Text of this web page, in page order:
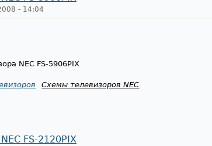
- 14:04
NEC FS-5906PIX
Схемы телевизоров NEC
FS-2120PIX